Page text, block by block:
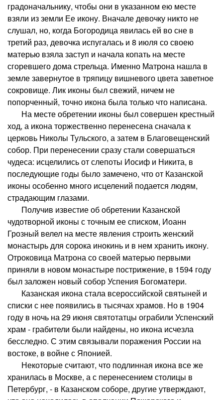
градоначальнику, чтобы они в указанном ею месте
взяли из земли Ее икону. Вначале девочку никто не
слушал, но, когда Богородица явилась ей во сне в
третий раз, девочка испугалась и 8 июля со своею
матерью взяла заступ и начала копать на месте
сгоревшего дома стрельца. Именно Матрона нашла в
земле завернутое в тряпицу вишневого цвета заветное
сокровище. Лик иконы был свежий, ничем не
попорченный, точно икона была только что написана.
На месте обретении иконы был совершен крестный
ход, а икона торжественно перенесена сначала к
церковь Николы Тульского, а затем в Благовещенский
собор. При перенесении сразу стали совершаться
чудеса: исцелились от слепоты Иосиф и Никита, в
последующие годы было замечено, что от Казанской
иконы особенно много исцелений подается людям,
страдающим глазами.
Получив известие об обретении Казанской
чудотворной иконы с точным ее списком, Иоанн
Грозный велел на месте явления строить женский
монастырь для сорока инокинь и в нем хранить икону.
Отроковица Матрона со своей матерью первыми
приняли в новом монастыре пострижение, в 1594 году
был заложен новый собор Успения Богоматери.
Казанская икона стала всероссийской святыней и
списки с нее появились в тысячах храмов. Но в 1904
году в ночь на 29 июня святотатцы ограбили Успенский
храм - грабители были найдены, но икона исчезла
бесследно. С этим связывали поражения России на
востоке, в войне с Японией.
Некоторые считают, что подлинная икона все же
хранилась в Москве, а с перенесением столицы в
Петербург, - в Казанском соборе, другие утверждают,